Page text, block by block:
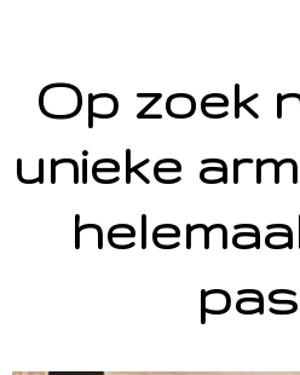
Op zoek
unieke